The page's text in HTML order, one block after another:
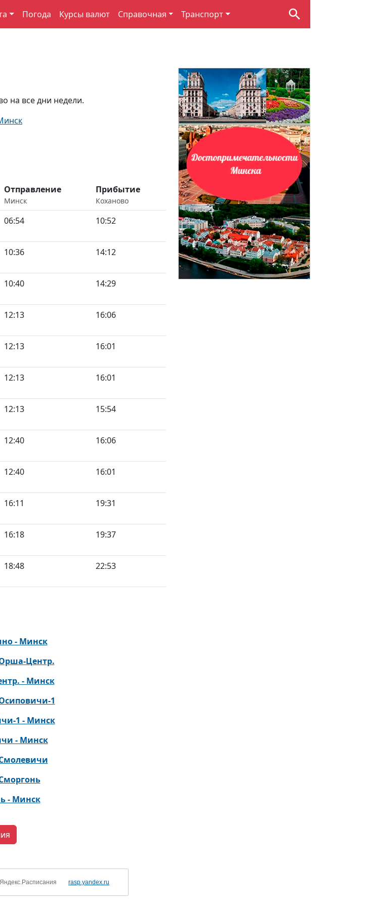
Погода Курсы валют Справочная Транспорт
на все дни недели.
Отправление
Минск
Прибытие
Коханово
06:54 10:52
10:36 14:12
10:40 14:29
12:13 16:06
12:13 16:01
12:13 16:01
12:13 15:54
12:40 16:06
12:40 16:01
16:11 19:31
16:18 19:37
18:48 22:53
- Минск
Центр.
- Минск
1
1 - Минск
- Минск
- Минск
rasp.yandex.ru